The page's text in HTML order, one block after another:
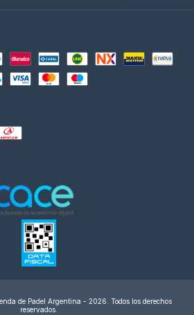
de Padel Argentina - 2026. Todos los derechos
reservados.